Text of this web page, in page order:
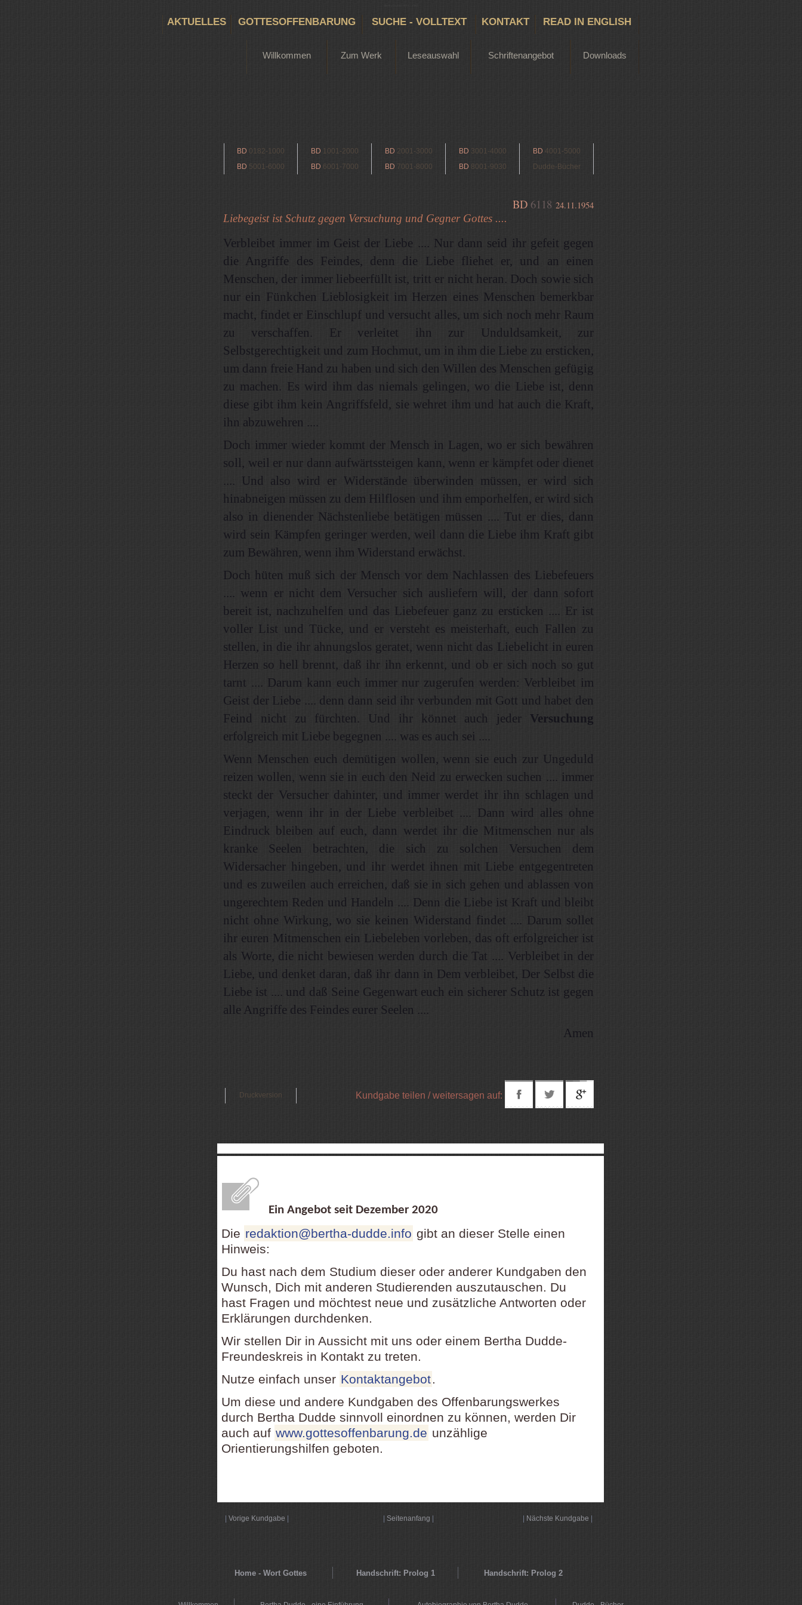
AKTUELLES GOTTESOFFENBARUNG SUCHE - VOLLTEXT KONTAKT READ IN ENGLISH
Willkommen Zum Werk Leseauswahl Schriftenangebot Downloads
BD 0182-1000 BD 1001-2000 BD 2001-3000 BD 3001-4000 BD 4001-5000
BD 5001-6000 BD 6001-7000 BD 7001-8000 BD 8001-9030 Dudde-Bücher
BD 6118 24.11.1954
Liebegeist ist Schutz gegen Versuchung und Gegner Gottes ....
Verbleibet immer im Geist der Liebe .... Nur dann seid ihr gefeit gegen
die Angriffe des Feindes, denn die Liebe fliehet er, und an einen
Menschen, der immer liebeerfüllt ist, tritt er nicht heran. Doch sowie sich
nur ein Fünkchen Lieblosigkeit im Herzen eines Menschen bemerkbar
macht, findet er Einschlupf und versucht alles, um sich noch mehr Raum
zu verschaffen. Er verleitet ihn zur Unduldsamkeit, zur
Selbstgerechtigkeit und zum Hochmut, um in ihm die Liebe zu ersticken,
um dann freie Hand zu haben und sich den Willen des Menschen gefügig
zu machen. Es wird ihm das niemals gelingen, wo die Liebe ist, denn
diese gibt ihm kein Angriffsfeld, sie wehret ihm und hat auch die Kraft,
ihn abzuwehren ....
Doch immer wieder kommt der Mensch in Lagen, wo er sich bewähren
soll, weil er nur dann aufwärtssteigen kann, wenn er kämpfet oder dienet
.... Und also wird er Widerstände überwinden müssen, er wird sich
hinabneigen müssen zu dem Hilflosen und ihm emporhelfen, er wird sich
also in dienender Nächstenliebe betätigen müssen .... Tut er dies, dann
wird sein Kämpfen geringer werden, weil dann die Liebe ihm Kraft gibt
zum Bewähren, wenn ihm Widerstand erwächst.
Doch hüten muß sich der Mensch vor dem Nachlassen des Liebefeuers
.... wenn er nicht dem Versucher sich ausliefern will, der dann sofort
bereit ist, nachzuhelfen und das Liebefeuer ganz zu ersticken .... Er ist
voller List und Tücke, und er versteht es meisterhaft, euch Fallen zu
stellen, in die ihr ahnungslos geratet, wenn nicht das Liebelicht in euren
Herzen so hell brennt, daß ihr ihn erkennt, und ob er sich noch so gut
tarnt .... Darum kann euch immer nur zugerufen werden: Verbleibet im
Geist der Liebe .... denn dann seid ihr verbunden mit Gott und habet den
Feind nicht zu fürchten. Und ihr könnet auch jeder Versuchung
erfolgreich mit Liebe begegnen .... was es auch sei ....
Wenn Menschen euch demütigen wollen, wenn sie euch zur Ungeduld
reizen wollen, wenn sie in euch den Neid zu erwecken suchen .... immer
steckt der Versucher dahinter, und immer werdet ihr ihn schlagen und
verjagen, wenn ihr in der Liebe verbleibet .... Dann wird alles ohne
Eindruck bleiben auf euch, dann werdet ihr die Mitmenschen nur als
kranke Seelen betrachten, die sich zu solchen Versuchen dem
Widersacher hingeben, und ihr werdet ihnen mit Liebe entgegentreten
und es zuweilen auch erreichen, daß sie in sich gehen und ablassen von
ungerechtem Reden und Handeln .... Denn die Liebe ist Kraft und bleibt
nicht ohne Wirkung, wo sie keinen Widerstand findet .... Darum sollet
ihr euren Mitmenschen ein Liebeleben vorleben, das oft erfolgreicher ist
als Worte, die nicht bewiesen werden durch die Tat .... Verbleibet in der
Liebe, und denket daran, daß ihr dann in Dem verbleibet, Der Selbst die
Liebe ist .... und daß Seine Gegenwart euch ein sicherer Schutz ist gegen
alle Angriffe des Feindes eurer Seelen ....
Amen
Druckversion Kundgabe teilen / weitersagen auf:
Ein Angebot seit Dezember 2020
Die redaktion@bertha-dudde.info gibt an dieser Stelle einen
Hinweis:
Du hast nach dem Studium dieser oder anderer Kundgaben den
Wunsch, Dich mit anderen Studierenden auszutauschen. Du
hast Fragen und möchtest neue und zusätzliche Antworten oder
Erklärungen durchdenken.
Wir stellen Dir in Aussicht mit uns oder einem Bertha Dudde-
Freundeskreis in Kontakt zu treten.
Nutze einfach unser Kontaktangebot.
Um diese und andere Kundgaben des Offenbarungswerkes
durch Bertha Dudde sinnvoll einordnen zu können, werden Dir
auch auf www.gottesoffenbarung.de unzählige
Orientierungshilfen geboten.
Vorige Kundgabe Seitenanfang Nächste Kundgabe
Home - Wort Gottes Handschrift: Prolog 1 Handschrift: Prolog 2